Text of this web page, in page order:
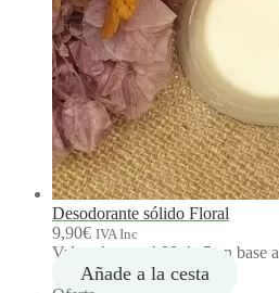
o
d
e
s
d
e
2
,
9
0
€
h
Desodorante sólido Floral
9,90€ IVA Inc
Valorado con 4.88 de 5 en base a
Añade a la cesta